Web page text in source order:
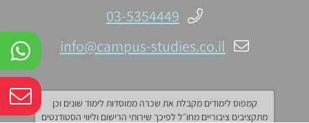
03-5354449
info@campus-studies.co.il
קמפוס לימודים מקבלת את שכרה ממוסדות לימוד שונים וכן
מתקציבים ציבוריים מחו״ל לפיכך שירותי הרישום וליווי הסטודנטים